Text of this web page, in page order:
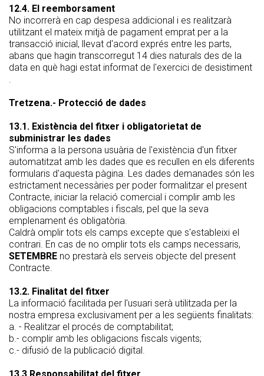
12.4. El reemborsament
No incorrerà en cap despesa addicional i es realitzarà
utilitzant el mateix mitjà de pagament emprat per a la
transacció inicial, llevat d'acord exprés entre les parts,
abans que hagin transcorregut 14 dies naturals des de la
data en què hagi estat informat de l'exercici de desistiment
.
Tretzena.- Protecció de dades
13.1. Existència del fitxer i obligatorietat de
subministrar les dades
S'informa a la persona usuària de l'existència d'un fitxer
automatitzat amb les dades que es recullen en els diferents
formularis d'aquesta pàgina. Les dades demanades són les
estrictament necessàries per poder formalitzar el present
Contracte, iniciar la relació comercial i complir amb les
obligacions comptables i fiscals, pel que la seva
emplenament és obligatòria.
Caldrà omplir tots els camps excepte que s'estableixi el
contrari. En cas de no omplir tots els camps necessaris,
SETEMBRE no prestarà els serveis objecte del present
Contracte.
13.2. Finalitat del fitxer
La informació facilitada per l'usuari serà utilitzada per la
nostra empresa exclusivament per a les següents finalitats:
a. - Realitzar el procés de comptabilitat;
b.- complir amb les obligacions fiscals vigents;
c.- difusió de la publicació digital.